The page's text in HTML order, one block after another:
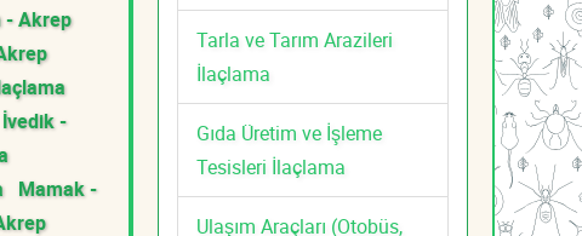
- Akrep
İvedik -
Mamak -
Tarla ve Tarım Arazileri
İlaçlama
Gıda Üretim ve İşleme
Tesisleri İlaçlama
Ulaşım Araçları (Otobüs,